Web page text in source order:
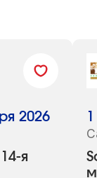
я
2026